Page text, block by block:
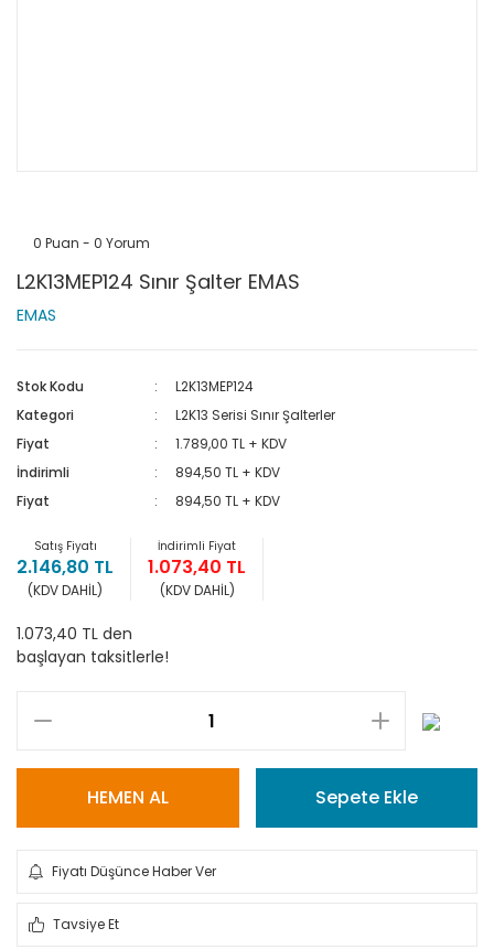
0 Puan - 0 Yorum
L2K13MEP124 Sınır Şalter EMAS
EMAS
Stok Kodu
L2K13MEP124
Kategori
L2K13 Serisi Sınır Şalterler
Fiyat
1.789,00 TL + KDV
İndirimli
894,50 TL + KDV
Fiyat
894,50 TL + KDV
Satış Fiyatı
2.146,80 TL
(KDV DAHİL)
İndirimli Fiyat
1.073,40 TL
(KDV DAHİL)
1.073,40 TL den
başlayan taksitlerle!
HEMEN AL Sepete Ekle
Fiyatı Düşünce Haber Ver
Tavsiye Et